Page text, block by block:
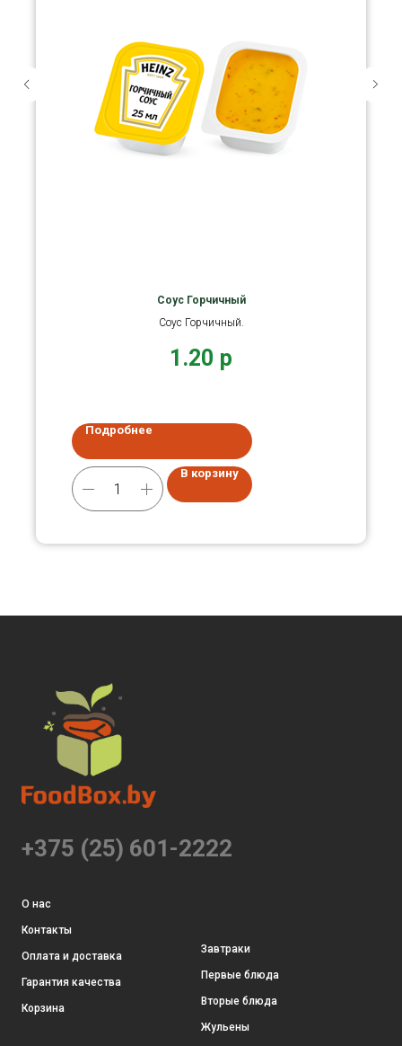
Соус Горчичный
Соус Горчичный.
1.20 р
Подробнее
В корзину
+375 (25) 601-2222
О нас
Контакты
Оплата и доставка
Гарантия качества
Корзина
Завтраки
Первые блюда
Вторые блюда
Жульены